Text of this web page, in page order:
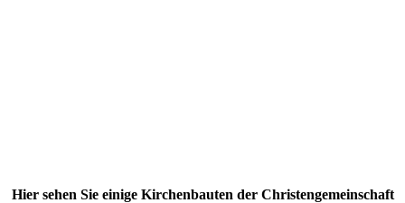
Hier sehen Sie einige Kirchenbauten der Christengemeinschaft